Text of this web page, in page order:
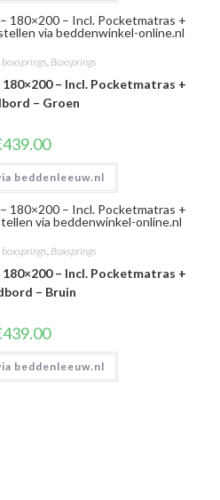
Boxsprings
– Incl. Pocketmatras +
– Groen
439.00
beddenleeuw.nl
, Boxsprings
– Incl. Pocketmatras +
– Bruin
439.00
beddenleeuw.nl